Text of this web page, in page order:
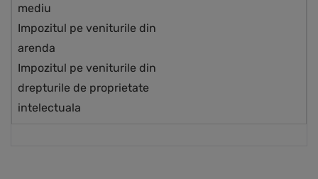
mediu
Impozitul pe veniturile din
arenda
Impozitul pe veniturile din
drepturile de proprietate
intelectuala